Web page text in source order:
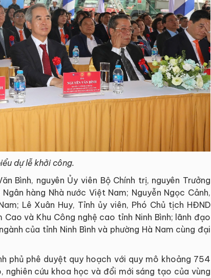
dự lễ khởi công.
Bình, nguyên Ủy viên Bộ Chính trị, nguyên Trưởng
hàng Nhà nước Việt Nam; Nguyễn Ngọc Cảnh,
Lê Xuân Huy, Tỉnh ủy viên, Phó Chủ tịch HĐND
và Khu Công nghệ cao tỉnh Ninh Bình; lãnh đạo
của tỉnh Ninh Bình và phường Hà Nam cùng đại
phủ phê duyệt quy hoạch với quy mô khoảng 754
cứu khoa học và đổi mới sáng tạo của vùng